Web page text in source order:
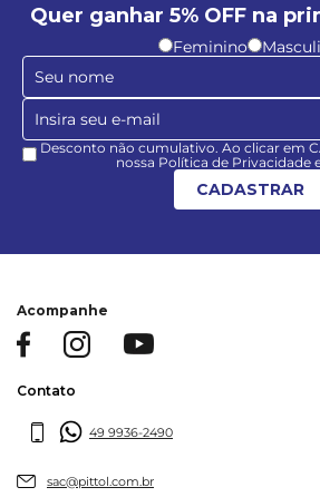
Quer ganhar 5% OFF na
Feminino
Desconto não cumulativo. Ao clicar em
nossa Política de Privacidade
CADASTRAR
Acompanhe
Contato
49 9936-2490
sac@pittol.com.br